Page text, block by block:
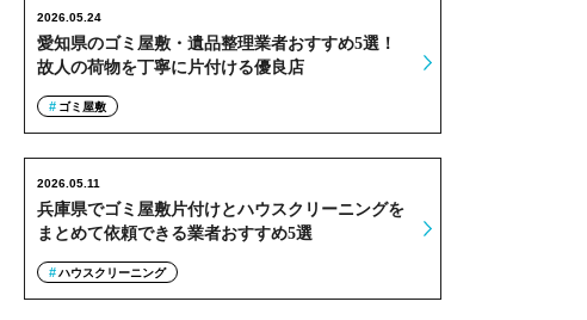
愛知県のゴミ屋敷・遺品整理業者おすすめ5選！
故人の荷物を丁寧に片付ける優良店
2026.05.24
ゴミ屋敷
兵庫県でゴミ屋敷片付けとハウスクリーニングを
まとめて依頼できる業者おすすめ5選
2026.05.11
ハウスクリーニング